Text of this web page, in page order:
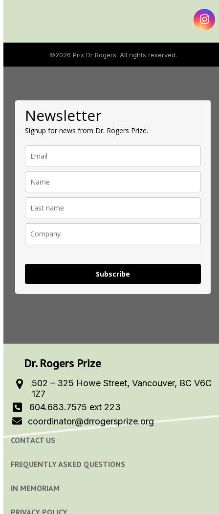
©2026 Prix Dr Rogers. All rights reserved.
Newsletter
Signup for news from Dr. Rogers Prize.
Subscribe
Dr. Rogers Prize
502 – 325 Howe Street, Vancouver, BC V6C
1Z7
604.683.7575 ext 223
coordinator@drrogersprize.org
CONTACT US
FREQUENTLY ASKED QUESTIONS
IN MEMORIAM